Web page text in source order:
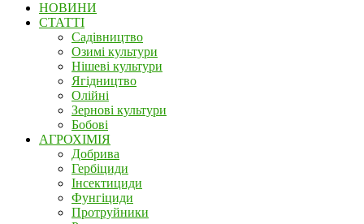
НОВИНИ
СТАТТІ
Садівництво
Озимі культури
Нішеві культури
Ягідництво
Олійні
Зернові культури
Бобові
АГРОХІМІЯ
Добрива
Гербіциди
Інсектициди
Фунгіциди
Протруйники